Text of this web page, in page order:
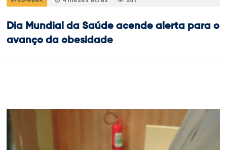
Dia Mundial da Saúde acende alerta para o
avanço da obesidade